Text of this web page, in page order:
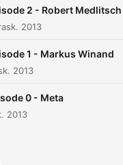
2 - Robert Medlitsch
2013
1 - Markus Winand
2013
0 - Meta
2013